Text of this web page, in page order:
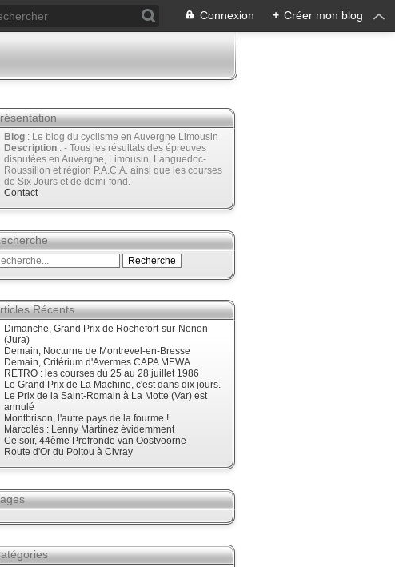
Connexion + Créer mon blog
Blog : Le blog du cyclisme en Auvergne Limousin
Description : - Tous les résultats des épreuves
disputées en Auvergne, Limousin, Languedoc-
Roussillon et région P.A.C.A. ainsi que les courses
de Six Jours et de demi-fond.
Contact
Récents
Dimanche, Grand Prix de Rochefort-sur-Nenon
(Jura)
Demain, Nocturne de Montrevel-en-Bresse
Demain, Critérium d'Avermes CAPA MEWA
RETRO : les courses du 25 au 28 juillet 1986
Le Grand Prix de La Machine, c'est dans dix jours.
Le Prix de la Saint-Romain à La Motte (Var) est
annulé
Montbrison, l'autre pays de la fourme !
Marcolès : Lenny Martinez évidemment
Ce soir, 44ème Profronde van Oostvoorne
Route d'Or du Poitou à Civray